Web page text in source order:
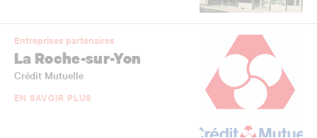
Entreprises partenaires
La Roche-sur-Yon
Crédit Mutuelle
EN SAVOIR PLUS